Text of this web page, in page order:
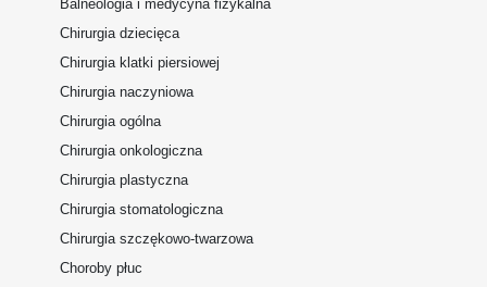
Balneologia i medycyna fizykalna
Chirurgia dziecięca
Chirurgia klatki piersiowej
Chirurgia naczyniowa
Chirurgia ogólna
Chirurgia onkologiczna
Chirurgia plastyczna
Chirurgia stomatologiczna
Chirurgia szczękowo-twarzowa
Choroby płuc